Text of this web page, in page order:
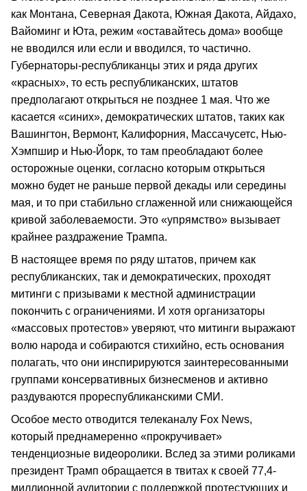
как Монтана, Северная Дакота, Южная Дакота, Айдахо,
Вайоминг и Юта, режим «оставайтесь дома» вообще
не вводился или если и вводился, то частично.
Губернаторы-республиканцы этих и ряда других
«красных», то есть республиканских, штатов
предполагают открыться не позднее 1 мая. Что же
касается «синих», демократических штатов, таких как
Вашингтон, Вермонт, Калифорния, Массачусетс, Нью-
Хэмпшир и Нью-Йорк, то там преобладают более
осторожные оценки, согласно которым открыться
можно будет не раньше первой декады или середины
мая, и то при стабильно сглаженной или снижающейся
кривой заболеваемости. Это «упрямство» вызывает
крайнее раздражение Трампа.
В настоящее время по ряду штатов, причем как
республиканских, так и демократических, проходят
митинги с призывами к местной администрации
покончить с ограничениями. И хотя организаторы
«массовых протестов» уверяют, что митинги выражают
волю народа и собираются стихийно, есть основания
полагать, что они инспирируются заинтересованными
группами консервативных бизнесменов и активно
раздуваются прореспубликанскими СМИ.
Особое место отводится телеканалу Fox News,
который преднамеренно «прокручивает»
тенденциозные видеоролики. Вслед за этими роликами
президент Трамп обращается в твитах к своей 77,4-
миллионной аудитории с поддержкой протестующих и